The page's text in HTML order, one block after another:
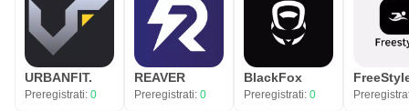
URBANFIT.
Preregistrati: 0
REAVER
Preregistrati: 0
BlackFox
Preregistrati: 0